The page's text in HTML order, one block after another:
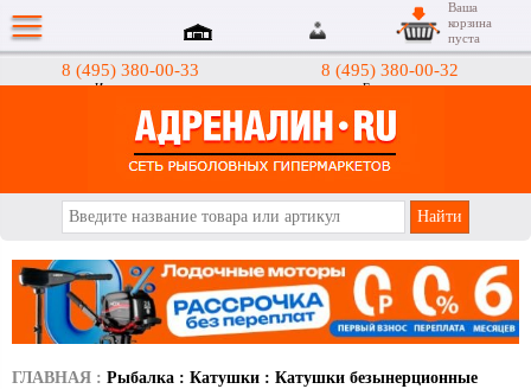
8 (495) 380-00-33
Интернет-магазин
8 (495) 380-00-32
Гипермаркеты
Ваша
корзина
пуста
ГЛАВНАЯ : Рыбалка : Катушки : Катушки безынерционные